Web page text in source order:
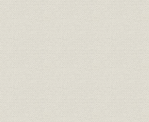
表7 長期合理化計画における生産計画
表8 平炉(兵庫工場)
表9 弧光式電気炉(兵庫工場)
表10 棒鋼圧延機(兵庫工場)
表11 平炉(葺合工場)
表12 弧光式電気炉(葺合工場)